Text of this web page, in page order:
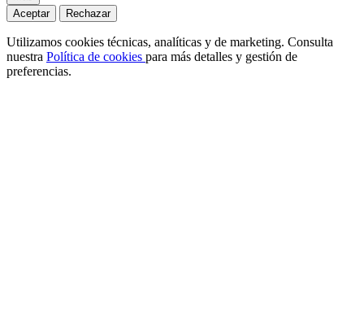
Aceptar
Rechazar
Utilizamos cookies técnicas, analíticas y de marketing. Consulta
nuestra Política de cookies para más detalles y gestión de
preferencias.